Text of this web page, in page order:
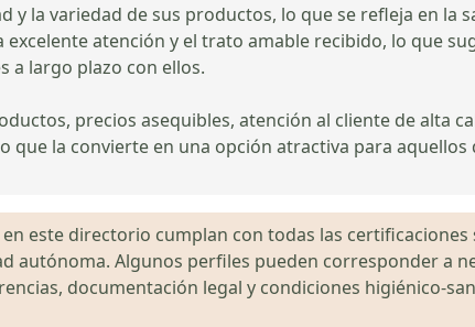
la variedad de sus productos, lo que se refleja en la
atención y el trato amable recibido, lo que
a largo plazo con ellos.
precios asequibles, atención al cliente de alta
que la convierte en una opción atractiva para aquellos
este directorio cumplan con todas las certificaciones
autónoma. Algunos perfiles pueden corresponder a
documentación legal y condiciones higiénico-